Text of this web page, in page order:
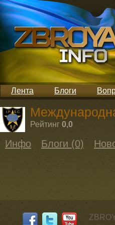
Лента Блоги
Рейтинг 0,0
Инфо Блоги (0)